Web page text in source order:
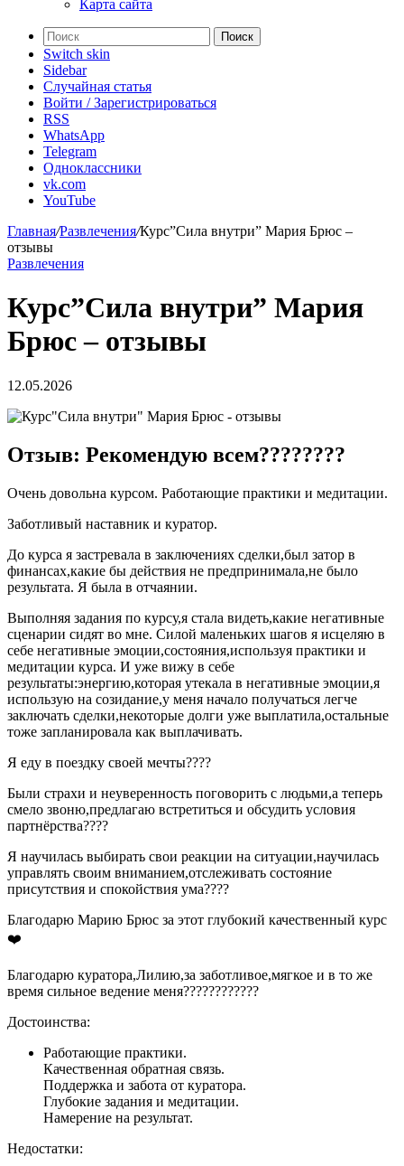
Карта сайта
Поиск
Switch skin
Sidebar
Случайная статья
Войти / Зарегистрироваться
RSS
WhatsApp
Telegram
Одноклассники
vk.com
YouTube
Главная/Развлечения/Курс”Сила внутри” Мария Брюс –
отзывы
Развлечения
Курс”Сила внутри” Мария
Брюс – отзывы
12.05.2026
Отзыв: Рекомендую всем????????
Очень довольна курсом. Работающие практики и медитации.
Заботливый наставник и куратор.
До курса я застревала в заключениях сделки,был затор в
финансах,какие бы действия не предпринимала,не было
результата. Я была в отчаянии.
Выполняя задания по курсу,я стала видеть,какие негативные
сценарии сидят во мне. Силой маленьких шагов я исцеляю в
себе негативные эмоции,состояния,используя практики и
медитации курса. И уже вижу в себе
результаты:энергию,которая утекала в негативные эмоции,я
использую на созидание,у меня начало получаться легче
заключать сделки,некоторые долги уже выплатила,остальные
тоже запланировала как выплачивать.
Я еду в поездку своей мечты????
Были страхи и неуверенность поговорить с людьми,а теперь
смело звоню,предлагаю встретиться и обсудить условия
партнёрства????
Я научилась выбирать свои реакции на ситуации,научилась
управлять своим вниманием,отслеживать состояние
присутствия и спокойствия ума????
Благодарю Марию Брюс за этот глубокий качественный курс
❤️
Благодарю куратора,Лилию,за заботливое,мягкое и в то же
время сильное ведение меня????????????
Достоинства:
Работающие практики.
Качественная обратная связь.
Поддержка и забота от куратора.
Глубокие задания и медитации.
Намерение на результат.
Недостатки: